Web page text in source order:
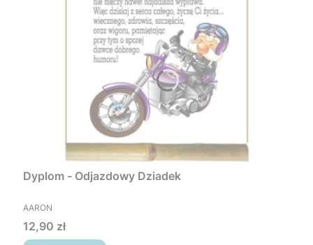
Dyplom - Odjazdowy Dziadek
PRODUCENT
AARON
Cena
12,90 zł